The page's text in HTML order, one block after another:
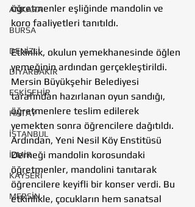
ANKARA
BURSA
DENİZLİ
DİYARBAKIR
ESKİŞEHİR
HATAY
İSTANBUL
İZMİR
KAYSERİ
MERSİN
öğretmenler eşliğinde mandolin ve
koro faaliyetleri tanıtıldı.
Etkinlik, okulun yemekhanesinde öğlen
yemeğinin ardından gerçekleştirildi.
Mersin Büyükşehir Belediyesi
tarafından hazırlanan oyun sandığı,
öğretmenlere teslim edilerek
yemekten sonra öğrencilere dağıtıldı.
Ardından, Yeni Nesil Köy Enstitüsü
Derneği mandolin korosundaki
öğretmenler, mandolini tanıtarak
öğrencilere keyifli bir konser verdi. Bu
etkinlikle, çocukların hem sanatsal